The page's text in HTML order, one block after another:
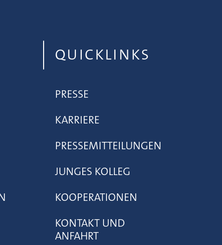
QUICKLINKS
PRESSE
KARRIERE
PRESSEMITTEILUNGEN
JUNGES KOLLEG
KOOPERATIONEN
KONTAKT UND
ANFAHRT